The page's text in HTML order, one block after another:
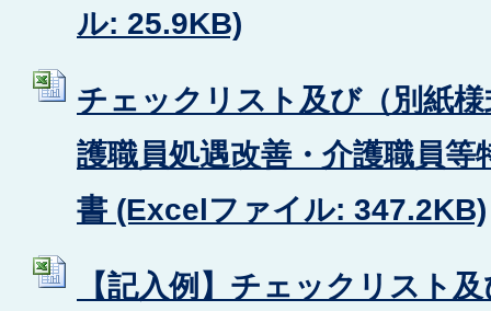
ル: 25.9KB)
チェックリスト及び（別紙
護職員処遇改善・介護職員等
書 (Excelファイル: 347.2KB)
【記入例】チェックリスト